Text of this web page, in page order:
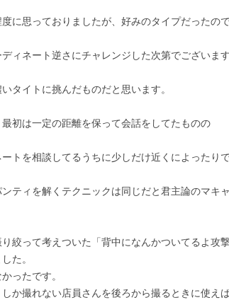
に思っておりましたが、好みのタイプだったの
ィネート逆さにチャレンジした次第でございます
タイトに挑んだものだと思います。
初は一定の距離を保って会話をしてたものの
トを相談してるうちに少しだけ近くによったりで
ティを解くテクニックは同じだと君主論のマキ
絞って考えついた「背中になんかついてるよ攻
た。
ったです。
か撮れない店員さんを後ろから撮るときに使え